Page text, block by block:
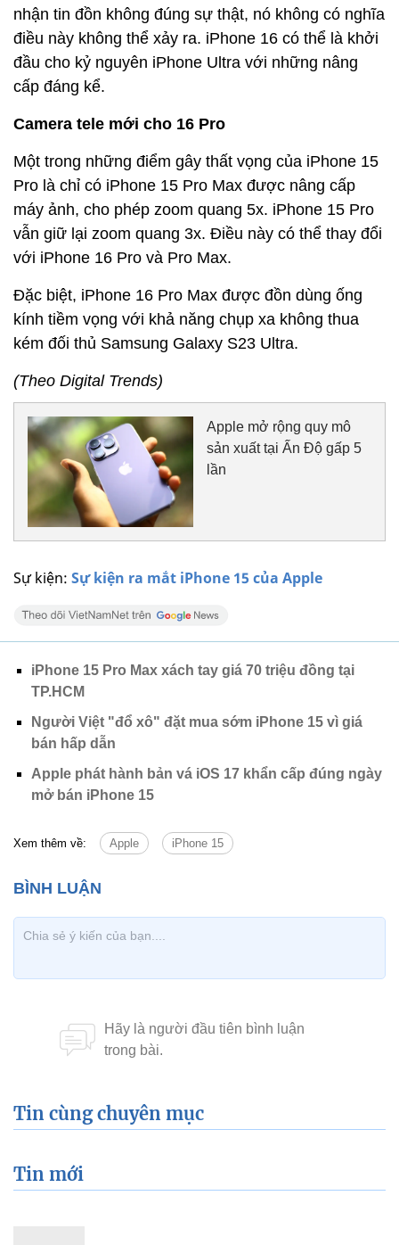
Sự kiện: Sự kiện ra mắt iPhone 15 của Apple
nhận tin đồn không đúng sự thật, nó không có nghĩa
điều này không thể xảy ra. iPhone 16 có thể là khởi
đầu cho kỷ nguyên iPhone Ultra với những nâng
cấp đáng kể.
Camera tele mới cho 16 Pro
Một trong những điểm gây thất vọng của iPhone 15
Pro là chỉ có iPhone 15 Pro Max được nâng cấp
máy ảnh, cho phép zoom quang 5x. iPhone 15 Pro
vẫn giữ lại zoom quang 3x. Điều này có thể thay đổi
với iPhone 16 Pro và Pro Max.
Đặc biệt, iPhone 16 Pro Max được đồn dùng ống
kính tiềm vọng với khả năng chụp xa không thua
kém đối thủ Samsung Galaxy S23 Ultra.
(Theo Digital Trends)
Apple mở rộng quy mô
sản xuất tại Ấn Độ gấp 5
lần
iPhone 15 Pro Max xách tay giá 70 triệu đồng tại
TP.HCM
Người Việt "đổ xô" đặt mua sớm iPhone 15 vì giá
bán hấp dẫn
Apple phát hành bản vá iOS 17 khẩn cấp đúng ngày
mở bán iPhone 15
Xem thêm về: Apple iPhone 15
Tin cùng chuyên mục
Tin mới